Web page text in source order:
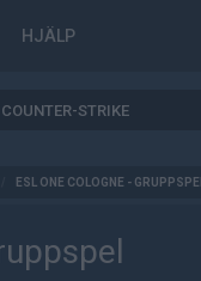
HJÄLP
COUNTER-STRIKE
ESL ONE COLOGNE - GRUPPSPEL